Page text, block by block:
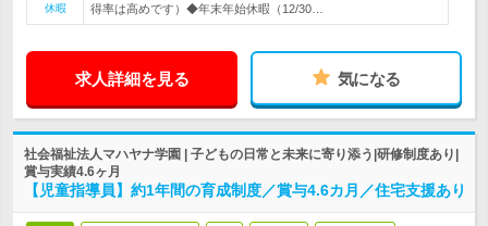
休暇
得率は高めです）◆年末年始休暇（12/30…
求人詳細を見る 気になる
社会福祉法人マハヤナ学園 | 子どもの日常と未来に寄り添う|研修制度あり|
賞与実績4.6ヶ月
【児童指導員】約1年間の育成制度／賞与4.6カ月／住宅支援あり